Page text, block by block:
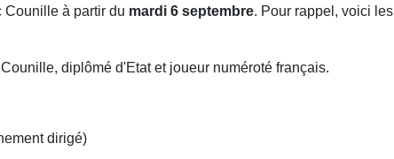
Counille à partir du mardi 6 septembre. Pour rappel, voici les
diplômé d'Etat et joueur numéroté français.
dirigé)